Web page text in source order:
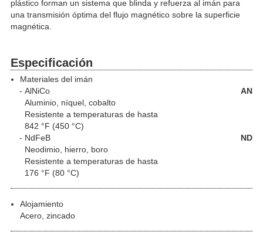
plástico forman un sistema que blinda y refuerza al imán para
una transmisión óptima del flujo magnético sobre la superficie
magnética.
Especificación
Materiales del imán
AlNiCo
AN
Aluminio, níquel, cobalto
Resistente a temperaturas de hasta
842 °F (450 °C)
NdFeB
ND
Neodimio, hierro, boro
Resistente a temperaturas de hasta
176 °F (80 °C)
Alojamiento
Acero, zincado